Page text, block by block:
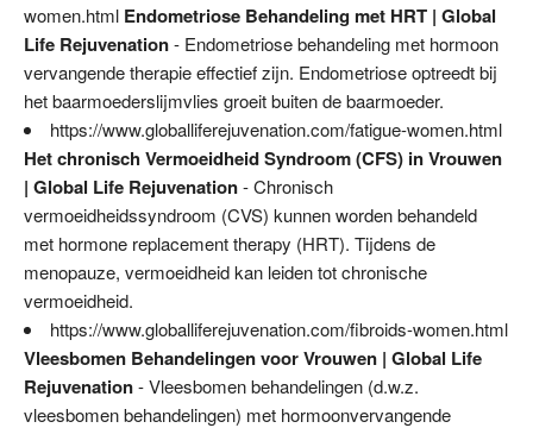
women.html Endometriose Behandeling met HRT | Global
Life Rejuvenation- Endometriose behandeling met hormoon
vervangende therapie effectief zijn. Endometriose optreedt bij
het baarmoederslijmvlies groeit buiten de baarmoeder.
https://www.globalliferejuvenation.com/fatigue-women.html
Het chronisch Vermoeidheid Syndroom (CFS) in Vrouwen
| Global Life Rejuvenation- Chronisch
vermoeidheidssyndroom (CVS) kunnen worden behandeld
met hormone replacement therapy (HRT). Tijdens de
menopauze, vermoeidheid kan leiden tot chronische
vermoeidheid.
https://www.globalliferejuvenation.com/fibroids-women.html
Vleesbomen Behandelingen voor Vrouwen | Global Life
Rejuvenation- Vleesbomen behandelingen (d.w.z.
vleesbomen behandelingen) met hormoonvervangende